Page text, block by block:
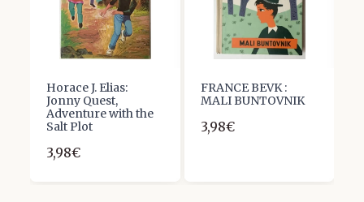
Horace J. Elias:
Jonny Quest,
Adventure with the
Salt Plot
3,98€
FRANCE BEVK :
MALI BUNTOVNIK
3,98€